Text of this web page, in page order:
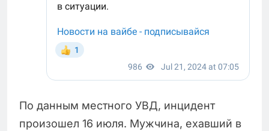
По данным местного УВД, инцидент
произошел 16 июля. Мужчина, ехавший в